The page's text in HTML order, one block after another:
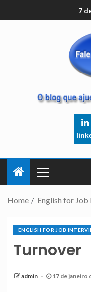
7
Home English for Job
ENGLISH FOR JOB
Turnover
admin 17 de janeiro